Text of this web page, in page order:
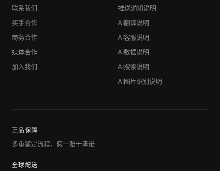
联系我们
买手合作
商务合作
媒体合作
加入我们
推送通知说明
AI翻译说明
AI客服说明
AI数据说明
AI搜索说明
AI图片识别说明
正品保障
多重鉴定流程，假一赔十承诺
全球配送